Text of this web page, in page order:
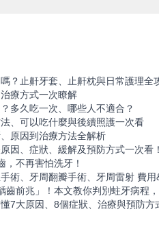
？止鼾牙套、止鼾枕與日常護理全
療方式一次瞭解
多久吃一次、哪些人不適合？
、可以吃什麼與後續照護一次看
原因到治療方法全解析
因、症狀、緩解及預防方式一次看！
，不再害怕洗牙！
術、牙周翻瓣手術、牙周雷射 費
齒前兆」！本文教你判別蛀牙病程
7大原因、8個症狀、治療與預防方